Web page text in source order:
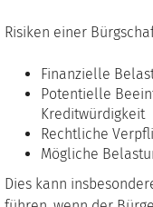
Risiken einer
Finanzielle
Potentielle
Kreditwürdigkeit
Rechtliche
Mögliche
Dies kann